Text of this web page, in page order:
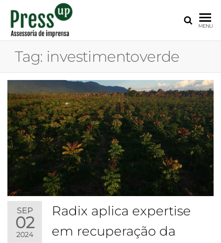
UP
para
Pequenas
Empresas
MENU
Tag: investimentoverde
SEP
02
2024
Radix aplica expertise
em recuperação da